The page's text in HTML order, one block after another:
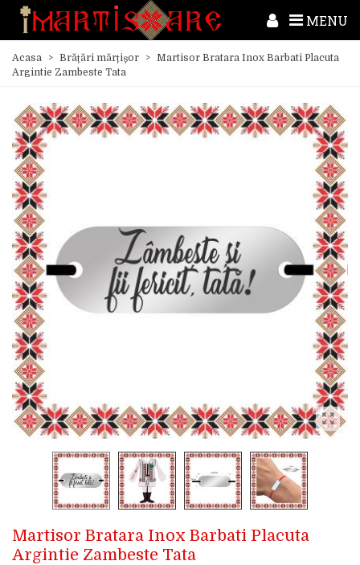
MENU
Acasa > Brățări mărțișor > Martisor Bratara Inox Barbati Placuta
Argintie Zambeste Tata
Martisor Bratara Inox Barbati Placuta
Argintie Zambeste Tata